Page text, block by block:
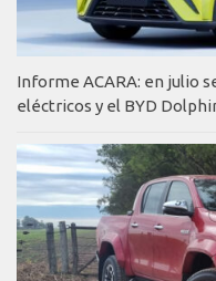
Informe ACARA: en julio
eléctricos y el BYD